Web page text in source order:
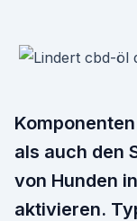
als auch den
von Hunden
aktivieren.